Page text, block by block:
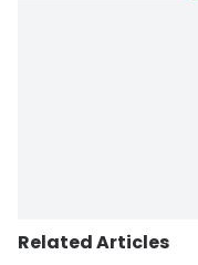
Related Articles